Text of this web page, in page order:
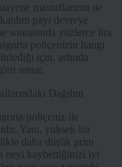
masraflarının ne
payı devreye
sonrasında yüzlerce lira
poliçenizin hangi
için, aslında
sunar.
poliçeniz ile
Yani, yüksek bir
daha düşük prim
neyi kaybettiğinizi iyi